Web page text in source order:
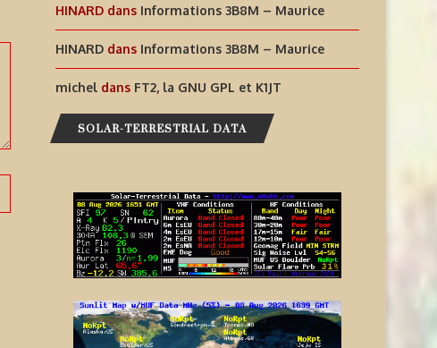
HINARD dans Informations 3B8M – Maurice
HINARD dans Informations 3B8M – Maurice
michel dans FT2, la GNU GPL et K1JT
SOLAR-TERRESTRIAL DATA